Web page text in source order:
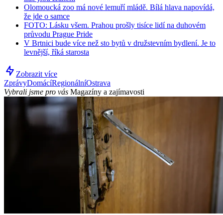
Olomoucká zoo má nové lemuří mládě. Bílá hlava napovídá,
že jde o samce
FOTO: Lásku všem. Prahou prošly tisíce lidí na duhovém
průvodu Prague Pride
V Brtnici bude více než sto bytů v družstevním bydlení. Je to
levnější, říká starosta
Zobrazit více
ZprávyDomácíRegionálníOstrava
Vybrali jsme pro vás Magazíny a zajímavosti